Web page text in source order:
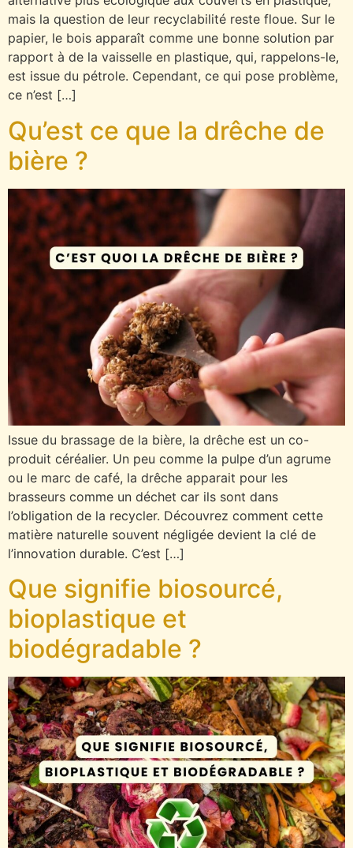
mais la question de leur recyclabilité reste floue. Sur le
papier, le bois apparaît comme une bonne solution par
rapport à de la vaisselle en plastique, qui, rappelons-le,
est issue du pétrole. Cependant, ce qui pose problème,
ce n’est […]
Qu’est ce que la drêche de
bière ?
Issue du brassage de la bière, la drêche est un co-
produit céréalier. Un peu comme la pulpe d’un agrume
ou le marc de café, la drêche apparait pour les
brasseurs comme un déchet car ils sont dans
l’obligation de la recycler. Découvrez comment cette
matière naturelle souvent négligée devient la clé de
l’innovation durable. C’est […]
Que signifie biosourcé,
bioplastique et
biodégradable ?